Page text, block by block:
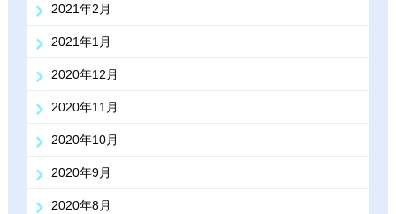
2021年2月
2021年1月
2020年12月
2020年11月
2020年10月
2020年9月
2020年8月